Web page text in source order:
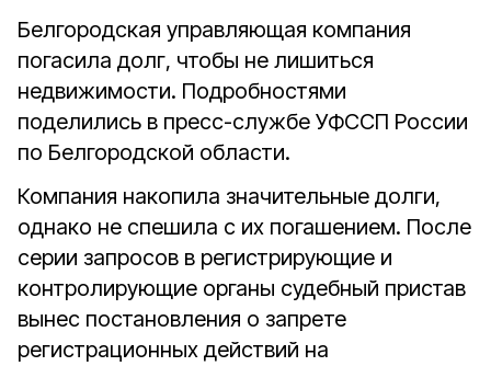
Белгородская управляющая компания
погасила долг, чтобы не лишиться
недвижимости. Подробностями
поделились в пресс-службе УФССП России
по Белгородской области.
Компания накопила значительные долги,
однако не спешила с их погашением. После
серии запросов в регистрирующие и
контролирующие органы судебный пристав
вынес постановления о запрете
регистрационных действий на